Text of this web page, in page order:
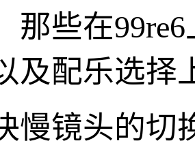
那些在
及配乐选择
慢镜头的切